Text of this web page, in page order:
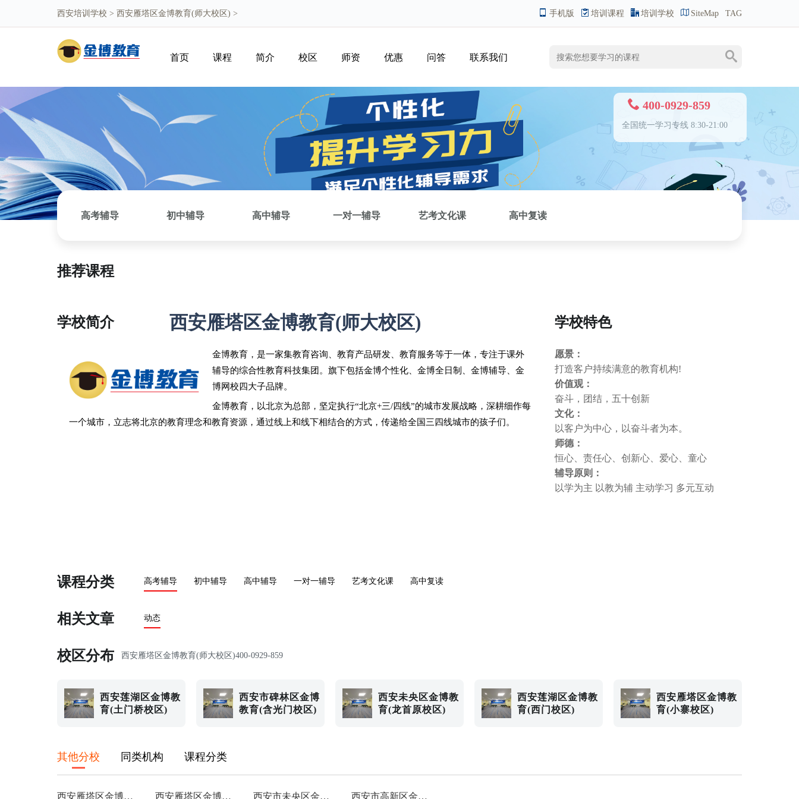
手机版 培训课程 培训学校 SiteMap TAG
西安培训学校 > 西安雁塔区金博教育(师大校区) >
首页 课程 简介 校区 师资 优惠 问答 联系我们
400-0929-859
全国统一学习专线 8:30-21:00
高考辅导 初中辅导 高中辅导 一对一辅导 艺考文化课 高中复读
推荐课程
学校简介 西安雁塔区金博教育(师大校区)
金博教育，是一家集教育咨询、教育产品研发、教育服务等于一体，专注于课外
辅导的综合性教育科技集团。旗下包括金博个性化、金博全日制、金博辅导、金
博网校四大子品牌。
金博教育，以北京为总部，坚定执行“北京+三/四线”的城市发展战略，深耕细作每
一个城市，立志将北京的教育理念和教育资源，通过线上和线下相结合的方式，传递给全国三四线城市的孩子们。
学校特色
愿景：
打造客户持续满意的教育机构!
价值观：
奋斗，团结，五十创新
文化：
以客户为中心，以奋斗者为本。
师德：
恒心、责任心、创新心、爱心、童心
辅导原则：
以学为主 以教为辅 主动学习 多元互动
课程分类 高考辅导 初中辅导 高中辅导 一对一辅导 艺考文化课 高中复读
相关文章 动态
校区分布 西安雁塔区金博教育(师大校区)400-0929-859
西安莲湖区金博教
育(土门桥校区)
西安市碑林区金博
教育(含光门校区)
西安未央区金博教
育(龙首原校区)
西安莲湖区金博教
育(西门校区)
西安雁塔区金博教
育(小寨校区)
其他分校 同类机构 课程分类
西安雁塔区金博教育(交大校区) 西安雁塔区金博教育(小寨校区) 西安市未央区金博教育(未央校区) 西安市高新区金博教育(高新校区)